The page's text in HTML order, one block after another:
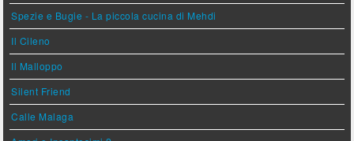
Spezie e Bugie - La piccola cucina di Mehdi
Il Cileno
Il Malloppo
Silent Friend
Calle Malaga